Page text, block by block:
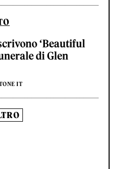
‘Beautiful
di Glen
IT